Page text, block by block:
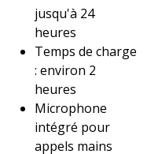
jusqu'à 24
heures
Temps de charge
: environ 2
heures
Microphone
intégré pour
appels mains